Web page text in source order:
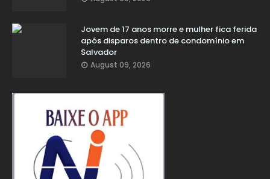
Jovem de 17 anos morre e mulher fica ferida
após disparos dentro de condomínio em
Salvador
August 09, 2026